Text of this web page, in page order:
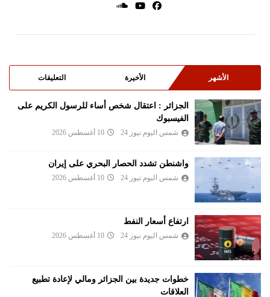
الأشهر الأخيرة التعليقات
الجزائر : اعتقال شخص أساء للرسول الكريم على
الفيسبوك
شمس اليوم نيوز 24 10 أغسطس 2026
واشنطن تشدد الحصار البحري على إيران
شمس اليوم نيوز 24 10 أغسطس 2026
ارتفاع أسعار النفط
شمس اليوم نيوز 24 10 أغسطس 2026
خطوات جديدة بين الجزائر ومالي لإعادة تطبيع
العلاقات